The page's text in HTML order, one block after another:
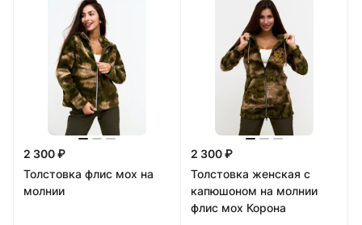
2 300 ₽
Толстовка флис мох на
молнии
2 300 ₽
Толстовка женская с
капюшоном на молнии
флис мох Корона